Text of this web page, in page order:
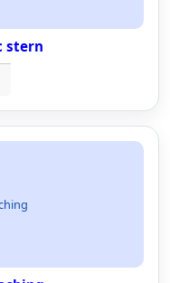
stern